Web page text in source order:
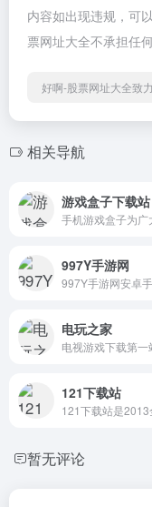
内容如出现违规，可
票网址大全不承担任何
好啊-股票网址大全致
相关导航
游戏盒子下载站
997Y手游网
电玩之家
121下载站
暂无评论